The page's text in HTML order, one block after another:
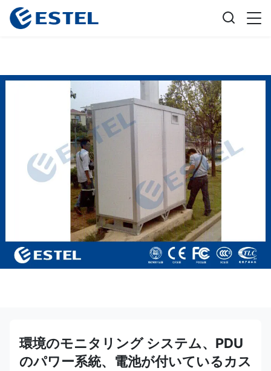
環境のモニタリング システム、PDU
のパワー系統、電池が付いているカス